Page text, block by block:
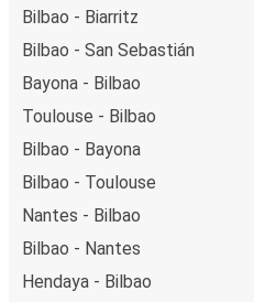
Bilbao - Biarritz
Bilbao - San Sebastián
Bayona - Bilbao
Toulouse - Bilbao
Bilbao - Bayona
Bilbao - Toulouse
Nantes - Bilbao
Bilbao - Nantes
Hendaya - Bilbao